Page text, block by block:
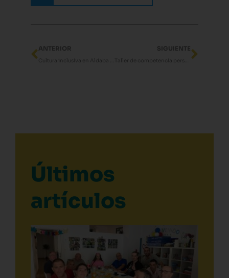
Ant
ANTERIOR SIGUIENTE
Últimos
artículos